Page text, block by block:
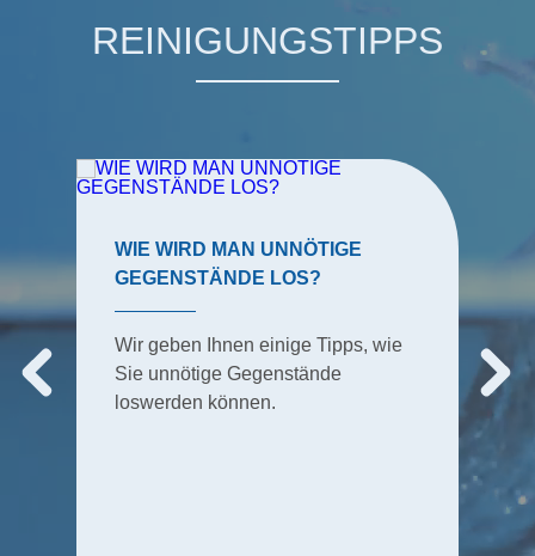
REINIGUNGSTIPPS
WIE WIRD MAN UNNÖTIGE
GEGENSTÄNDE LOS?
Wir geben Ihnen einige Tipps, wie
Sie unnötige Gegenstände
loswerden können.